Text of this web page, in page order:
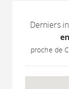
Derniers
proche de